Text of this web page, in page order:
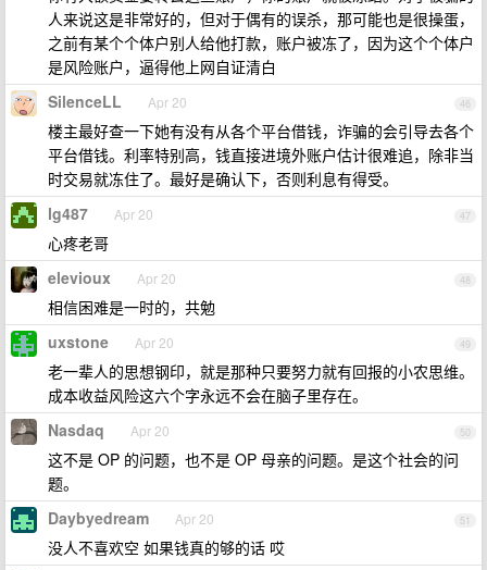
人来说这是非常好的，但对于偶有的误杀，那可能也是很操蛋，
之前有某个个体户别人给他打款，账户被冻了，因为这个个体户
是风险账户，逼得他上网自证清白
46
SilenceLL Apr 20
楼主最好查一下她有没有从各个平台借钱，诈骗的会引导去各个
平台借钱。利率特别高，钱直接进境外账户估计很难追，除非当
时交易就冻住了。最好是确认下，否则利息有得受。
47
lg487 Apr 20
心疼老哥
48
elevioux Apr 20
相信困难是一时的，共勉
49
uxstone Apr 20
老一辈人的思想钢印，就是那种只要努力就有回报的小农思维。
成本收益风险这六个字永远不会在脑子里存在。
50
Nasdaq Apr 20
这不是 OP 的问题，也不是 OP 母亲的问题。是这个社会的问
题。
51
Daybyedream Apr 20
没人不喜欢空 如果钱真的够的话 哎